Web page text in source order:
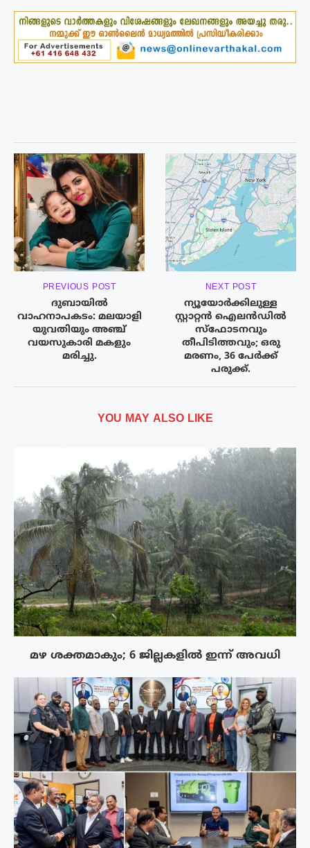
PREVIOUS POST
ദുബായിൽ
വാഹനാപകടം: മലയാളി
യുവതിയും അഞ്ച്
വയസുകാരി മകളും
മരിച്ചു.
NEXT POST
ന്യൂയോർക്കിലുള്ള
സ്റ്റാറ്റൻ ഐലൻഡിൽ
സ്ഫോടനവും
തീപിടിത്തവും; ഒരു
മരണം, 36 പേർക്ക്
പരുക്ക്.
YOU MAY ALSO LIKE
മഴ ശക്തമാകും; 6 ജില്ലകളിൽ ഇന്ന് അവധി